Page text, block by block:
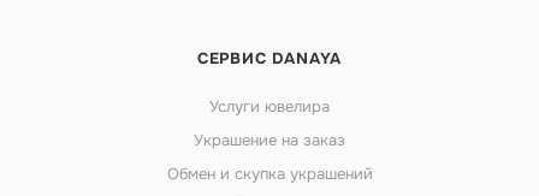
СЕРВИС DANAYA
Услуги ювелира
Украшение на заказ
Обмен и скупка украшений